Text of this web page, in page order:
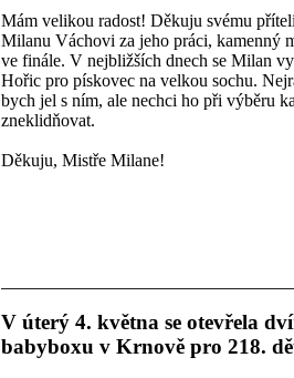
Mám velikou radost! Děkuju svému
Milanu Váchovi za jeho práci, kamenný
ve finále. V nejbližších dnech se Milan
Hořic pro pískovec na velkou sochu.
bych jel s ním, ale nechci ho při výběru
zneklidňovat.
Děkuju, Mistře Milane!
V úterý 4. května se otevřela
babyboxu v Krnově pro 218.